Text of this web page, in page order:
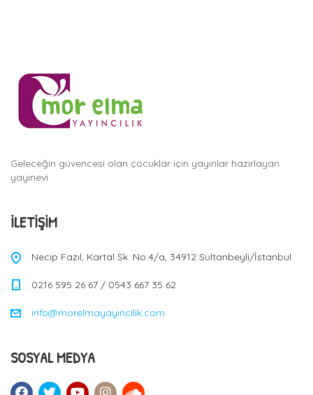
Geleceğin güvencesi olan çocuklar için yayınlar hazırlayan
yayınevi
İLETIŞIM
Necip Fazıl, Kartal Sk. No:4/a, 34912 Sultanbeyli/İstanbul
0216 595 26 67 / 0543 667 35 62
info@morelmayayincilik.com
SOSYAL MEDYA